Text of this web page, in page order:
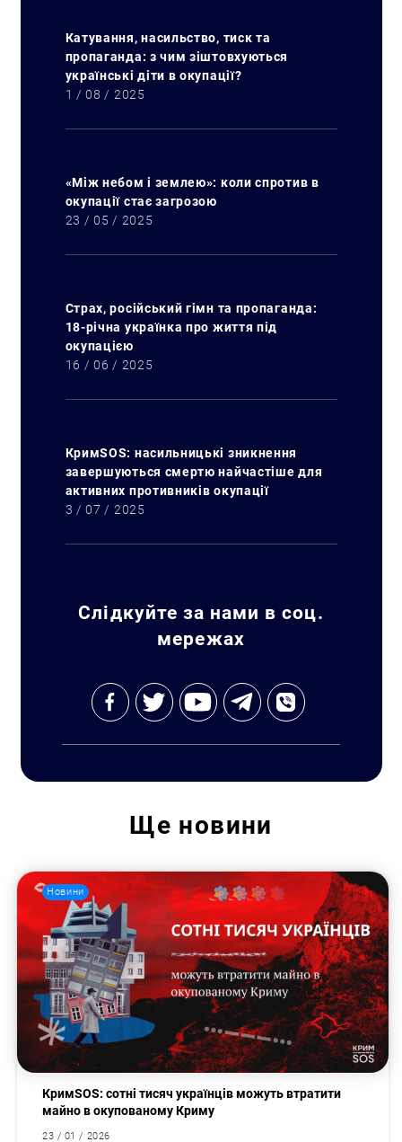
Катування, насильство, тиск та
пропаганда: з чим зіштовхуються
українські діти в окупації?
1 / 08 / 2025
«Між небом і землею»: коли спротив в
окупації стає загрозою
23 / 05 / 2025
Страх, російський гімн та пропаганда:
18-річна українка про життя під
окупацією
16 / 06 / 2025
КримSOS: насильницькі зникнення
завершуються смертю найчастіше для
активних противників окупації
3 / 07 / 2025
Слідкуйте за нами в соц.
мережах
Ще новини
Новини
КримSOS: сотні тисяч українців можуть втратити
майно в окупованому Криму
23 / 01 / 2026